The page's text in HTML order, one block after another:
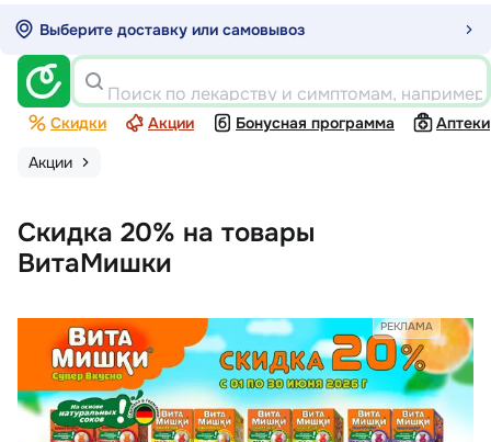
Выберите доставку или самовывоз
Поиск по лекарству и симптомам,
Скидки Акции Бонусная программа
Аптеки
Акции
Скидка 20% на товары
ВитаМишки
РЕКЛАМА